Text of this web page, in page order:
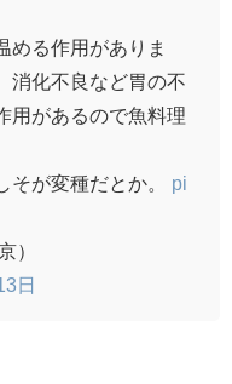
める作用がありま
消化不良など胃の不
用があるので魚料理
そが変種だとか。 pi
）
日